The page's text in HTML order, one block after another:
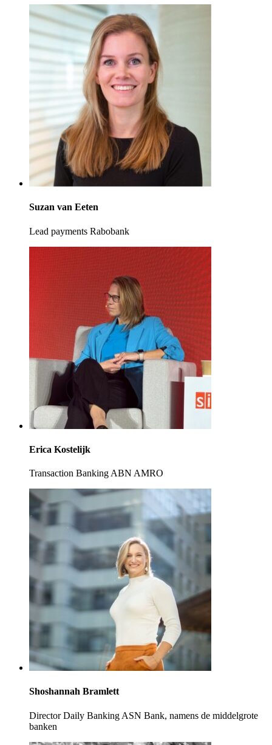
Suzan van Eeten
Lead payments Rabobank
Erica Kostelijk
Transaction Banking ABN AMRO
Shoshannah Bramlett
Director Daily Banking ASN Bank, namens de middelgrote
banken